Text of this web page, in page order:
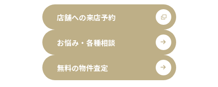
店舗への来店予約
お悩み・各種相談
無料の物件査定